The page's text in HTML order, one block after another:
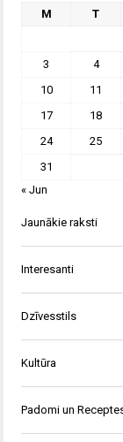
M T
3
4
10
11
17
18
24
25
31
« Jun
Jaunākie raksti
Interesanti
Dzīvesstils
Kultūra
Padomi un